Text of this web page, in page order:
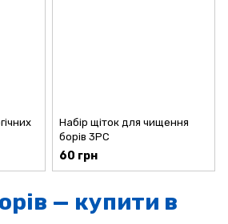
Набір щіток для чищення
борів 3PC
60 грн
— купити в